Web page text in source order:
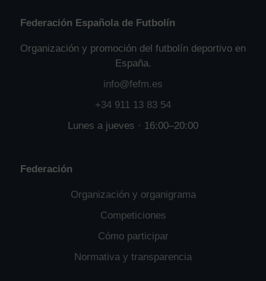
Federación Española de Futbolín
Organización y promoción del futbolín deportivo en
España.
info@fefm.es
+34 911 13 83 54
Lunes a jueves · 16:00–20:00
Federación
Organización y organigrama
Competiciones
Cómo participar
Normativa y transparencia